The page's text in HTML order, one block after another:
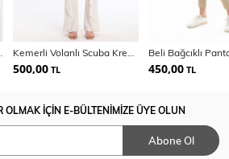
500,00 TL 450,00 TL
OLMAK İÇİN E-BÜLTENİMİZE ÜYE OLUN
Abone Ol